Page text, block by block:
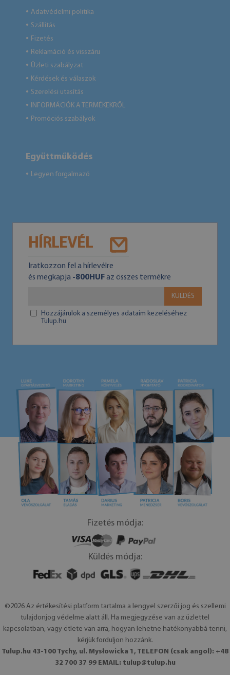
● Adatvédelmi politika
● Szállítás
● Fizetés
● Reklamáció és visszáru
● Üzleti szabályzat
● Kérdések és válaszok
● Szerelési utasítás
● INFORMÁCIÓK A TERMÉKEKRŐL
● Promóciós szabályok
Együttműködés
● Legyen forgalmazó
HÍRLEVÉL
Iratkozzon fel a hírlevélre
és megkapja -800HUFaz összes termékre
KÜLDÉS
Hozzájárulok a személyes adataim kezeléséhez
Tulup.hu
Fizetés módja:
Küldés módja:
©2026 Az értékesítési platform tartalma a lengyel szerzői jog és szellemi
tulajdonjog védelme alatt áll. Ha megjegyzése van az üzlettel
kapcsolatban, vagy ötlete van arra, hogyan lehetne hatékonyabbá tenni,
kérjük forduljon hozzánk.
Tulup.hu 43-100 Tychy, ul. Mysłowicka 1, TELEFON (csak angol): +48
32 700 37 99 EMAIL: tulup@tulup.hu